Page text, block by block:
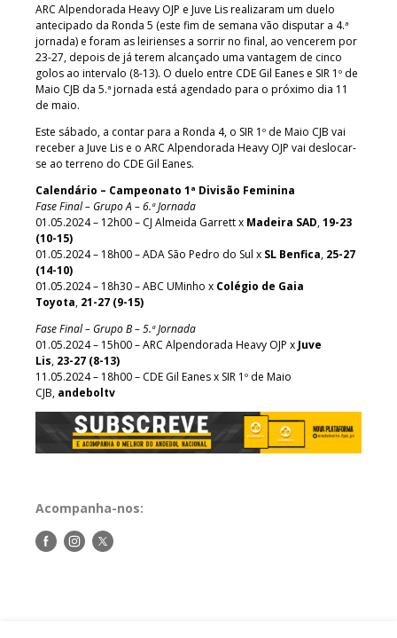
ARC Alpendorada Heavy OJP e Juve Lis realizaram um duelo
antecipado da Ronda 5 (este fim de semana vão disputar a 4.ª
jornada) e foram as leirienses a sorrir no final, ao vencerem por
23-27, depois de já terem alcançado uma vantagem de cinco
golos ao intervalo (8-13). O duelo entre CDE Gil Eanes e SIR 1º de
Maio CJB da 5.ª jornada está agendado para o próximo dia 11
de maio.
Este sábado, a contar para a Ronda 4, o SIR 1º de Maio CJB vai
receber a Juve Lis e o ARC Alpendorada Heavy OJP vai deslocar-
se ao terreno do CDE Gil Eanes.
Calendário – Campeonato 1ª Divisão Feminina
Fase Final – Grupo A – 6.ª Jornada
01.05.2024 – 12h00 – CJ Almeida Garrett x Madeira SAD,19-23
(10-15)
01.05.2024 – 18h00 – ADA São Pedro do Sul x SL Benfica, 25-27
(14-10)
01.05.2024 – 18h30 – ABC UMinho x Colégio de Gaia
Toyota, 21-27 (9-15)
Fase Final – Grupo B – 5.ª Jornada
01.05.2024 – 15h00 – ARC Alpendorada Heavy OJP x Juve
Lis, 23-27 (8-13)
11.05.2024 – 18h00 – CDE Gil Eanes x SIR 1º de Maio
CJB, andeboltv
Acompanha-nos:
Siga-Siga-Siga-